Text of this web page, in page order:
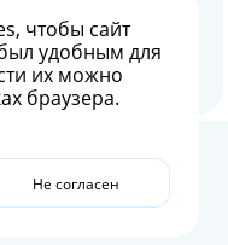
форум,
, чтобы сайт
удобным для
их можно
браузера.
Не согласен